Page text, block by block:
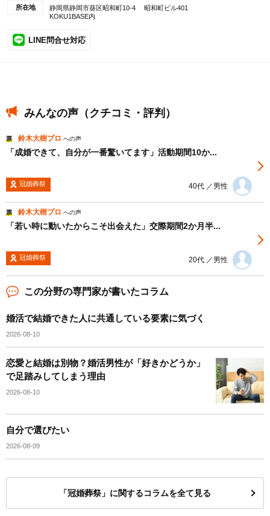
所在地
静岡県静岡市葵区昭和町10-4 昭和町ビル401
KOKU1BASE内
LINE問合せ対応
みんなの声（クチコミ・評判）
票 鈴木大樹プロ への声
「成婚できて、自分が一番驚いてます」活動期間10か...
冠婚葬祭 40代 ／男性
票 鈴木大樹プロ への声
「若い時に動いたからこそ出会えた」交際期間2か月半...
冠婚葬祭 20代 ／男性
この分野の専門家が書いたコラム
婚活で結婚できた人に共通している要素に気づく
2026-08-10
恋愛と結婚は別物？婚活男性が「好きかどうか」
で足踏みしてしまう理由
2026-08-10
自分で選びたい
2026-08-09
「冠婚葬祭」に関するコラムを全て見る